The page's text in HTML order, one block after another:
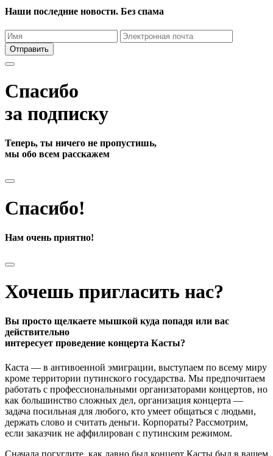
Наши последние новости. Без спама
Отправить
Спасибо
за подписку
Теперь, ты ничего не пропустишь,
мы обо всем расскажем
Спасибо!
Нам очень приятно!
Хочешь пригласить нас?
Вы просто щелкаете мышкой куда попадя или вас
действительно
интересует проведение концерта Касты?
Каста — в антивоенной эмиграции, выступаем по всему миру
кроме территории путинского государства. Мы предпочитаем
работать с профессиональными организаторами концертов, но
как большинство сложных дел, организация концерта —
задача посильная для любого, кто умеет общаться с людьми,
держать слово и считать деньги. Корпораты? Рассмотрим,
если заказчик не аффилирован с путинским режимом.
Сначала погуглите, как давно был концерт Касты был в вашем